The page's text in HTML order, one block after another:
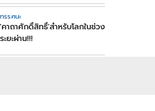
ทรรศนะ
'คาถาศักดิ์สิทธิ์'สำหรับโลกในช่วง
ระยะผ่าน!!!